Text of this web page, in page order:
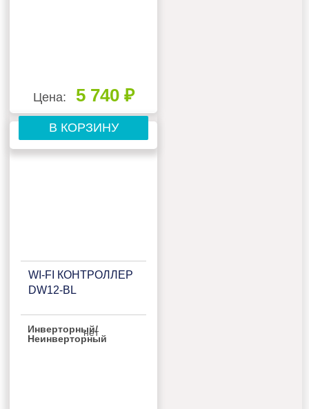
Цена: 5 740 ₽
В КОРЗИНУ
WI-FI КОНТРОЛЛЕР
DW12-BL
Инверторный/
Неинверторный
нет